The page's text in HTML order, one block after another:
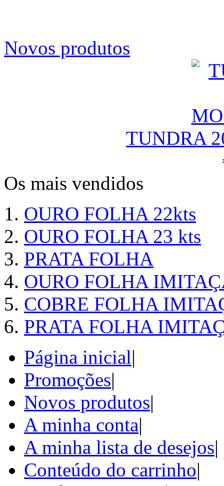
Novos produtos
TUNDRA
Os mais vendidos
OURO FOLHA 22kts
OURO FOLHA 23 kts
PRATA FOLHA
OURO FOLHA
COBRE FOLHA
PRATA FOLHA
Página inicial|
Promoções|
Novos produtos|
A minha conta|
A minha lista de desejos|
Conteúdo do carrinho|